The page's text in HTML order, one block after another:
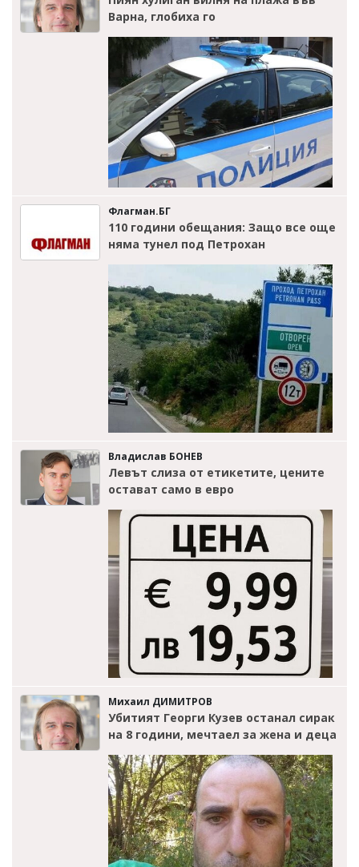
Варна, глобиха го
Флагман.БГ
110 години обещания: Защо все още
няма тунел под Петрохан
Владислав БОНЕВ
Левът слиза от етикетите, цените
остават само в евро
Михаил ДИМИТРОВ
Убитият Георги Кузев останал сирак
на 8 години, мечтаел за жена и деца